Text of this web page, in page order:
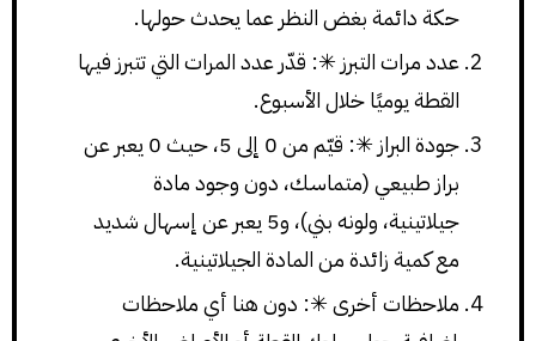
حكة دائمة بغض النظر عما يحدث حولها.
عدد مرات التبرز ✳: قدّر عدد المرات التي تتبرز فيها
القطة يوميًا خلال الأسبوع.
جودة البراز ✳: قيّم من 0 إلى 5، حيث 0 يعبر عن
براز طبيعي (متماسك، دون وجود مادة
جيلاتينية، ولونه بني)، و5 يعبر عن إسهال شديد
مع كمية زائدة من المادة الجيلاتينية.
ملاحظات أخرى ✳: دون هنا أي ملاحظات